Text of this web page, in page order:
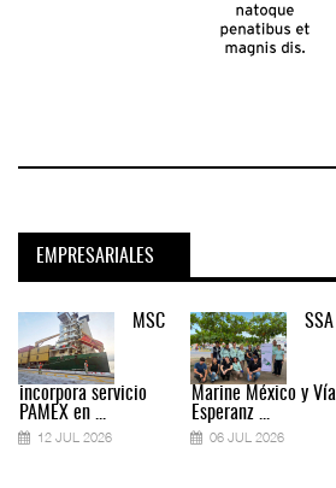
EMPRESARIALES
MSC
incorpora servicio
PAMEX en ...
12 JUL 2026
SSA
Marine México y Vía
Esperanz ...
06 JUL 2026